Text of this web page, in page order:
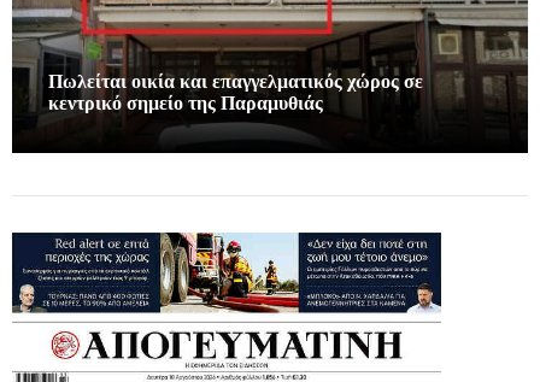
Πωλείται οικία και επαγγελματικός χώρος σε
κεντρικό σημείο της Παραμυθιάς